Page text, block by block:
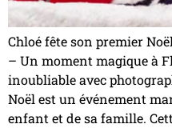
Chloé fête son premier
– Un moment magique à
inoubliable avec
Noël est un événement
enfant et de sa famille.